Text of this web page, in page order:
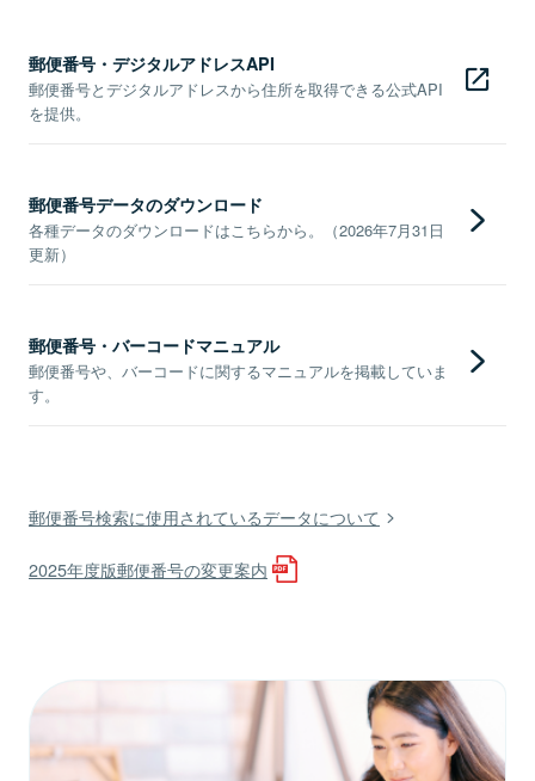
郵便番号・デジタルアドレスAPI
郵便番号とデジタルアドレスから住所を取得できる公式API
を提供。
郵便番号データのダウンロード
各種データのダウンロードはこちらから。（2026年7月31日
更新）
郵便番号・バーコードマニュアル
郵便番号や、バーコードに関するマニュアルを掲載していま
す。
郵便番号検索に使用されているデータについて
2025年度版郵便番号の変更案内